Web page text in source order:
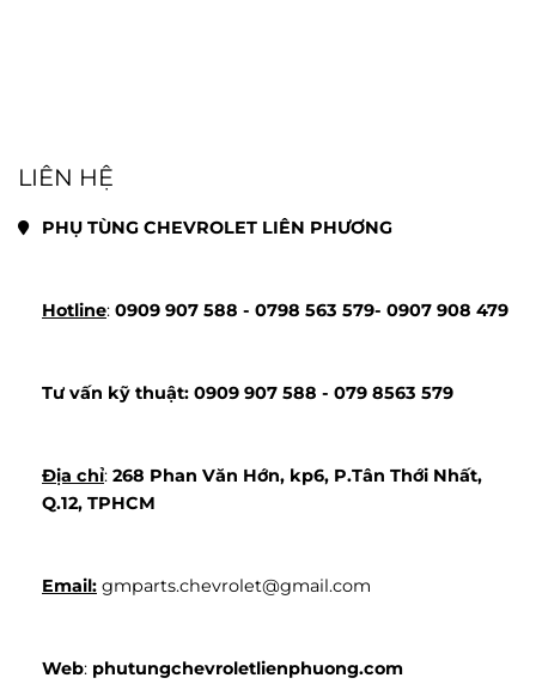
LIÊN HỆ
PHỤ TÙNG CHEVROLET LIÊN PHƯƠNG
Hotline: 0909 907 588 - 0798 563 579- 0907 908 479
Tư vấn kỹ thuật: 0909 907 588 - 079 8563 579
Địa chỉ: 268 Phan Văn Hớn, kp6, P.Tân Thới Nhất,
Q.12, TPHCM
Email: gmparts.chevrolet@gmail.com
Web: phutungchevroletlienphuong.com